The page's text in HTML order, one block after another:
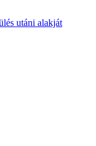
utáni alakját